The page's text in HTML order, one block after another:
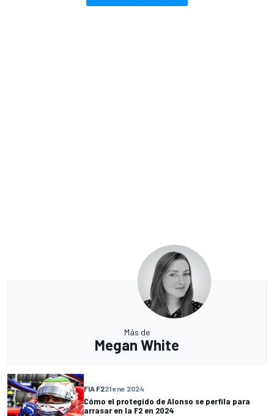
Más de
Megan White
FIA F221 ene 2024
Cómo el protegido de Alonso se perfila para
arrasar en la F2 en 2024